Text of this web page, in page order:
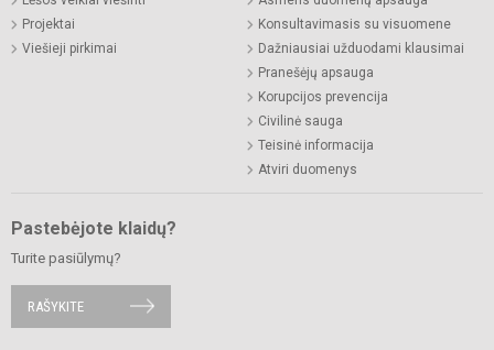
Projektai
Viešieji pirkimai
Konsultavimasis su visuomene
Dažniausiai užduodami klausimai
Pranešėjų apsauga
Korupcijos prevencija
Civilinė sauga
Teisinė informacija
Atviri duomenys
Pastebėjote klaidų?
Turite pasiūlymų?
RAŠYKITE